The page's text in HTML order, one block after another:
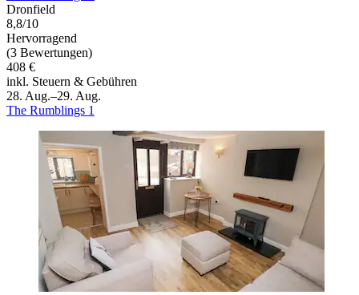
Dronfield
8,8/10
Hervorragend
(3 Bewertungen)
408 €
inkl. Steuern & Gebühren
28. Aug.–29. Aug.
The Rumblings 1